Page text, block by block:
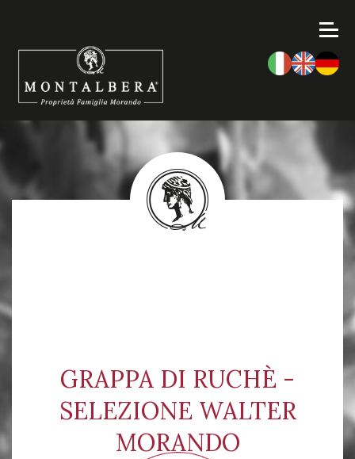
GRAPPA DI RUCHÈ -
SELEZIONE WALTER
MORANDO